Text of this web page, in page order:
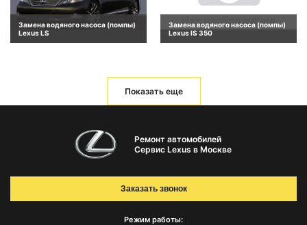
Замена водяного насоса (помпы)
Lexus LS
Замена водяного насоса (помпы)
Lexus IS 350
Показать еще
Ремонт автомобилей
Сервис Lexus в Москве
Режим работы:
Заказать звонок